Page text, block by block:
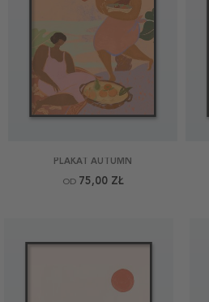
PLAKAT AUTUMN
OD 75,00 ZŁ